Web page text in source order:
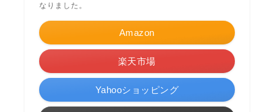
なりました。
Amazon
楽天市場
Yahooショッピング